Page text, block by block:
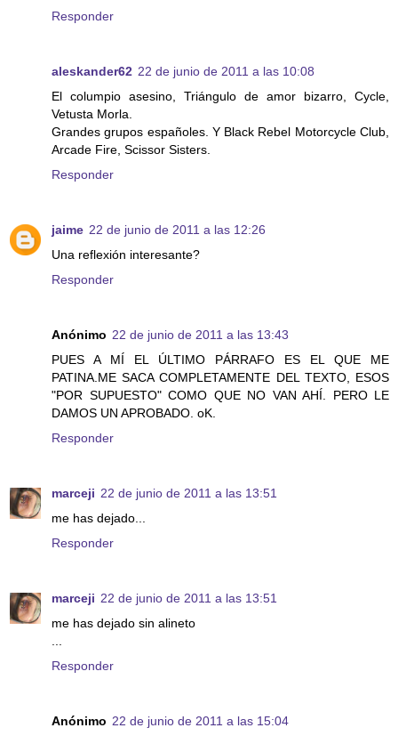
Responder
aleskander62 22 de junio de 2011 a las 10:08
El columpio asesino, Triángulo de amor bizarro, Cycle,
Vetusta Morla.
Grandes grupos españoles. Y Black Rebel Motorcycle Club,
Arcade Fire, Scissor Sisters.
Responder
jaime 22 de junio de 2011 a las 12:26
Una reflexión interesante?
Responder
Anónimo 22 de junio de 2011 a las 13:43
PUES A MÍ EL ÚLTIMO PÁRRAFO ES EL QUE ME
PATINA.ME SACA COMPLETAMENTE DEL TEXTO, ESOS
"POR SUPUESTO" COMO QUE NO VAN AHÍ. PERO LE
DAMOS UN APROBADO. oK.
Responder
marceji 22 de junio de 2011 a las 13:51
me has dejado...
Responder
marceji 22 de junio de 2011 a las 13:51
me has dejado sin alineto
...
Responder
Anónimo 22 de junio de 2011 a las 15:04